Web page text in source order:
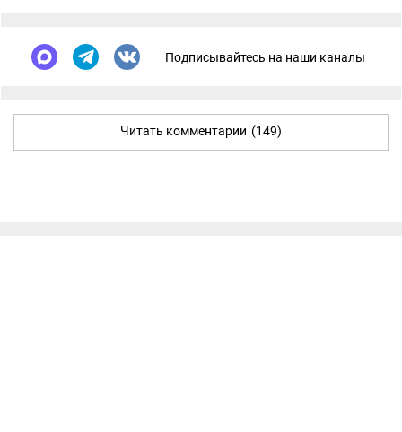
Подписывайтесь на наши каналы
Читать комментарии (149)